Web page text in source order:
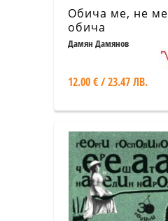
Обича ме, не ме
обича
Дамян Дамянов
12.00 € / 23.47 ЛВ.